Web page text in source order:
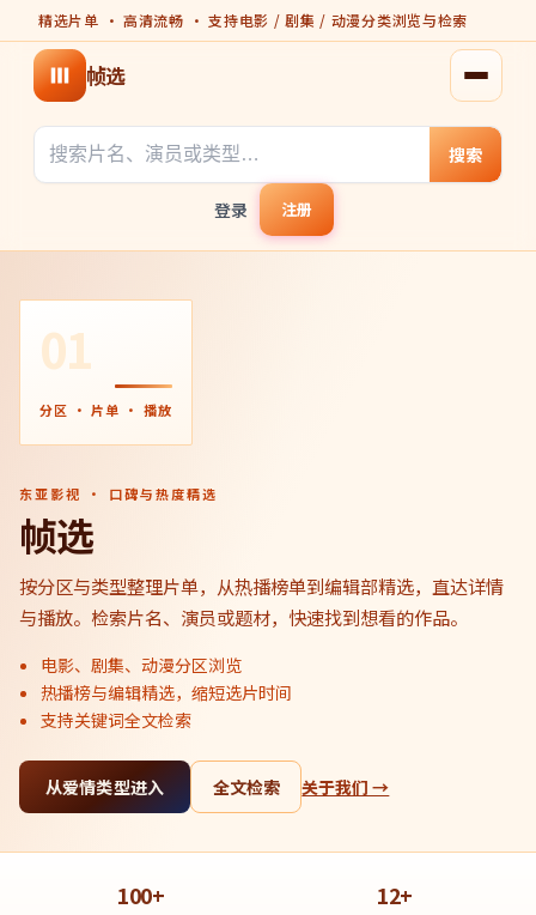
精选片单 · 高清流畅 · 支持电影 / 剧集 / 动漫分类浏览与检索
帧选 打开
搜索
登录 注册
01
分区 · 片单 · 播放
东亚影视 · 口碑与热度精选
帧选
按分区与类型整理片单，从热播榜单到编辑部精选，直达详情
与播放。检索片名、演员或题材，快速找到想看的作品。
电影、剧集、动漫分区浏览
热播榜与编辑精选，缩短选片时间
支持关键词全文检索
从爱情类型进入 全文检索 关于我们 →
100+ 12+